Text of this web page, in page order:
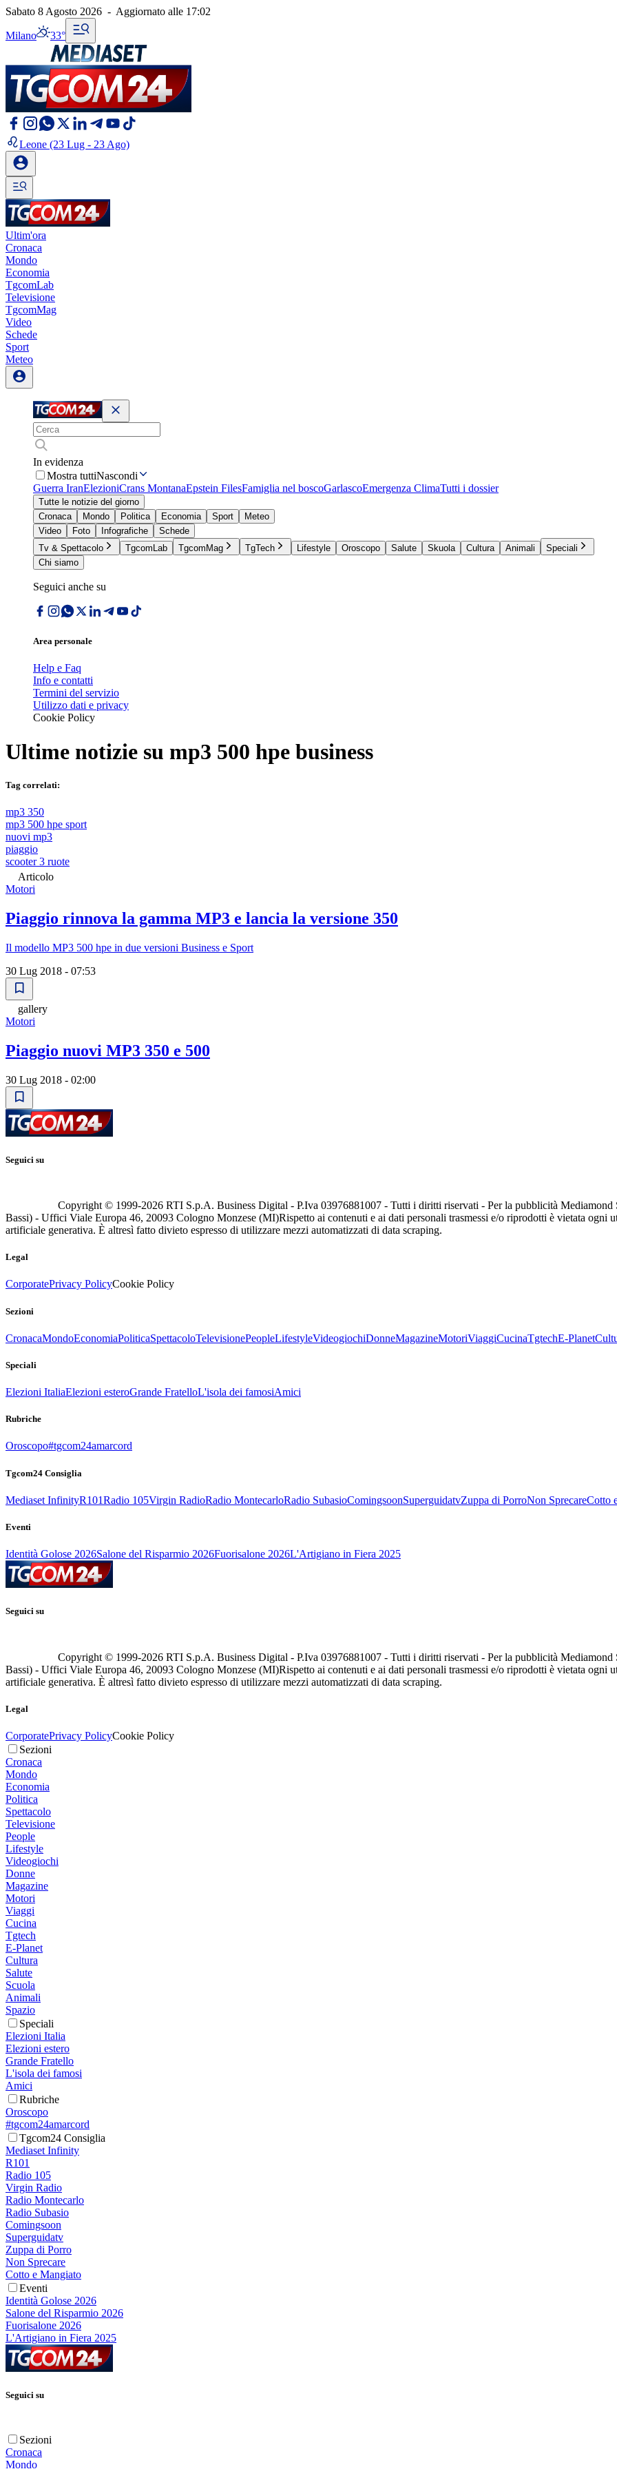
Sabato 8 Agosto 2026 - Aggiornato alle 17:02
Milano 33°
Leone (23 Lug - 23 Ago)
Ultim'ora
Cronaca
Mondo
Economia
TgcomLab
Televisione
TgcomMag
Video
Schede
Sport
Meteo
In evidenza
Mostra tuttiNascondi
Guerra IranElezioniCrans MontanaEpstein FilesFamiglia nel boscoGarlascoEmergenza ClimaTutti i dossier
Tutte le notizie del giorno
Cronaca
Mondo Politica Economia Sport
Meteo
Video
Foto Infografiche
Schede
Tv & Spettacolo
TgcomLab TgcomMag TgTech Lifestyle Oroscopo Salute Skuola Cultura Animali
Speciali
Chi siamo
Seguici anche su
Area personale
Help e Faq
Info e contatti
Termini del servizio
Utilizzo dati e privacy
Cookie Policy
Ultime notizie su mp3 500 hpe business
Tag correlati:
mp3 350
mp3 500 hpe sport
nuovi mp3
piaggio
scooter 3 ruote
Articolo
Motori
Piaggio rinnova la gamma MP3 e lancia la versione 350
Il modello MP3 500 hpe in due versioni Business e Sport
30 Lug 2018 - 07:53
gallery
Motori
Piaggio nuovi MP3 350 e 500
30 Lug 2018 - 02:00
Seguici su
Copyright © 1999-2026 RTI S.p.A. Business Digital - P.Iva 03976881007 - Tutti i diritti riservati - Per la pubblicità
Bassi) - Uffici Viale Europa 46, 20093 Cologno Monzese (MI)Rispetto ai contenuti e ai dati personali trasmessi e/o riprodotti è vietata ogni
artificiale generativa. È altresì fatto divieto espresso di utilizzare mezzi automatizzati di data scraping.
Legal
CorporatePrivacy PolicyCookie Policy
Sezioni
CronacaMondoEconomiaPoliticaSpettacoloTelevisionePeopleLifestyleVideogiochiDonneMagazineMotoriViaggiCucinaTgtechE-Planet
Speciali
Elezioni ItaliaElezioni esteroGrande FratelloL'isola dei famosiAmici
Rubriche
Oroscopo#tgcom24amarcord
Tgcom24 Consiglia
Mediaset InfinityR101Radio 105Virgin RadioRadio MontecarloRadio SubasioComingsoonSuperguidatvZuppa di PorroNon SprecareCotto
Eventi
Identità Golose 2026Salone del Risparmio 2026Fuorisalone 2026L'Artigiano in Fiera 2025
Seguici su
Copyright © 1999-2026 RTI S.p.A. Business Digital - P.Iva 03976881007 - Tutti i diritti riservati - Per la pubblicità
Bassi) - Uffici Viale Europa 46, 20093 Cologno Monzese (MI)Rispetto ai contenuti e ai dati personali trasmessi e/o riprodotti è vietata ogni
artificiale generativa. È altresì fatto divieto espresso di utilizzare mezzi automatizzati di data scraping.
Legal
CorporatePrivacy PolicyCookie Policy
Sezioni
Cronaca
Mondo
Economia
Politica
Spettacolo
Televisione
People
Lifestyle
Videogiochi
Donne
Magazine
Motori
Viaggi
Cucina
Tgtech
E-Planet
Cultura
Salute
Scuola
Animali
Spazio
Speciali
Elezioni Italia
Elezioni estero
Grande Fratello
L'isola dei famosi
Amici
Rubriche
Oroscopo
#tgcom24amarcord
Tgcom24 Consiglia
Mediaset Infinity
R101
Radio 105
Virgin Radio
Radio Montecarlo
Radio Subasio
Comingsoon
Superguidatv
Zuppa di Porro
Non Sprecare
Cotto e Mangiato
Eventi
Identità Golose 2026
Salone del Risparmio 2026
Fuorisalone 2026
L'Artigiano in Fiera 2025
Seguici su
Sezioni
Cronaca
Mondo